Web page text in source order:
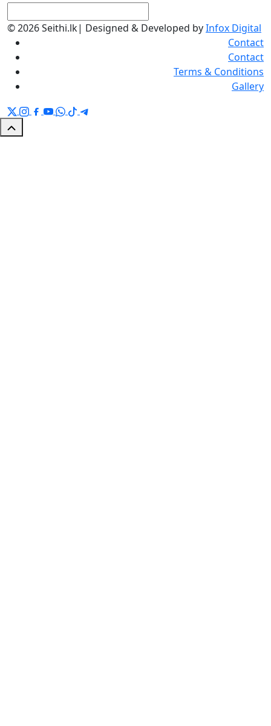
© 2026 Seithi.lk| Designed & Developed byInfox Digital
Contact
Contact
Terms & Conditions
Gallery